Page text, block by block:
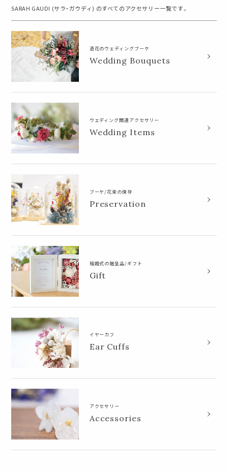
SARAH GAUDI (サラ・ガウディ) のすべてのアクセサリー一覧です。
造花のウェディングブーケ
Wedding Bouquets
ウェディング関連アクセサリー
Wedding Items
ブーケ/花束の保存
Preservation
結婚式の贈呈品/ギフト
Gift
イヤーカフ
Ear Cuffs
アクセサリー
Accessories